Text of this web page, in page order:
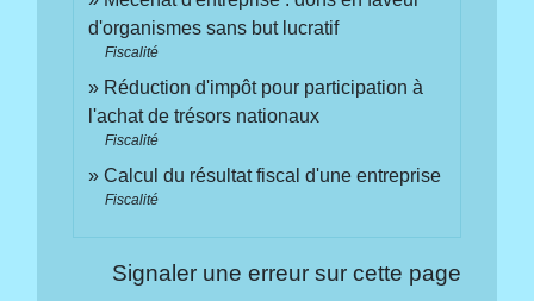
d'organismes sans but lucratif
Fiscalité
Réduction d'impôt pour participation à
l'achat de trésors nationaux
Fiscalité
Calcul du résultat fiscal d'une entreprise
Fiscalité
Signaler une erreur sur cette page